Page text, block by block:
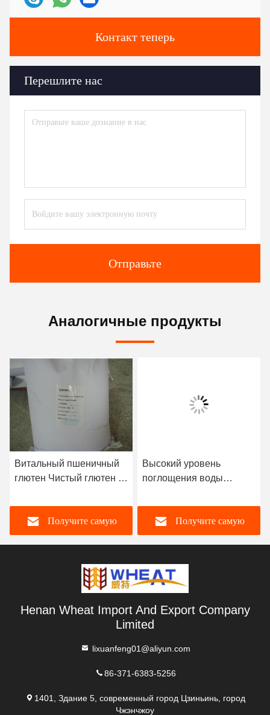
Контакт теперь
Перешлите нас
Отправьте
Аналогичные продукты
Витальный пшеничный
глютен Чистый глютен в
цвет 24 месяца Срок
годностиПолучите самую
Высокий уровень
поглощения воды
глютен в порошке, без
гМО пшеничного белка
Получите самую
Henan Wheat Import And Export Company
Limited
lixuanfeng01@aliyun.com
86-371-6383-5256
1401, Здание 5, современный город Цзиньинь, город
Чжэнчжоу